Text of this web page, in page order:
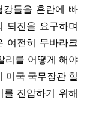
강들을 혼란에 빠
퇴진을 요구하며
여전히 무바라크
리를 어떻게 해야
미국 국무장관 힐
진압하기 위해